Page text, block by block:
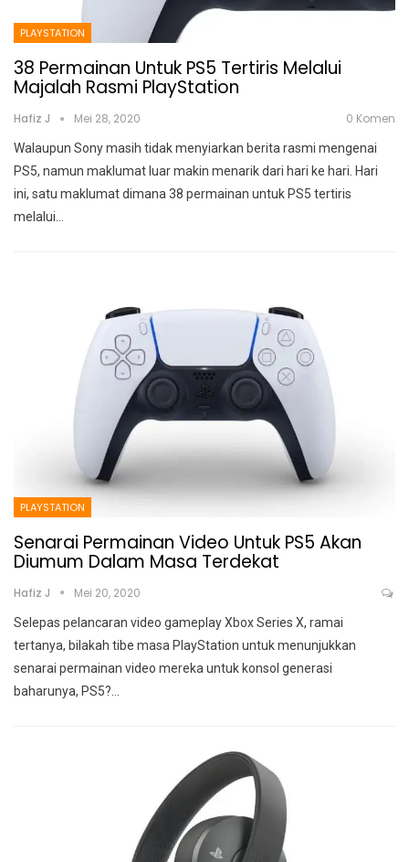
PLAYSTATION
38 Permainan Untuk PS5 Tertiris Melalui
Majalah Rasmi PlayStation
Hafiz J Mei 28, 2020 0 Komen
Walaupun Sony masih tidak menyiarkan berita rasmi mengenai
PS5, namun maklumat luar makin menarik dari hari ke hari. Hari
ini, satu maklumat dimana 38 permainan untuk PS5 tertiris
melalui
PLAYSTATION
Senarai Permainan Video Untuk PS5 Akan
Diumum Dalam Masa Terdekat
Hafiz J Mei 20, 2020
Selepas pelancaran video gameplay Xbox Series X, ramai
tertanya, bilakah tibe masa PlayStation untuk menunjukkan
senarai permainan video mereka untuk konsol generasi
baharunya, PS5?